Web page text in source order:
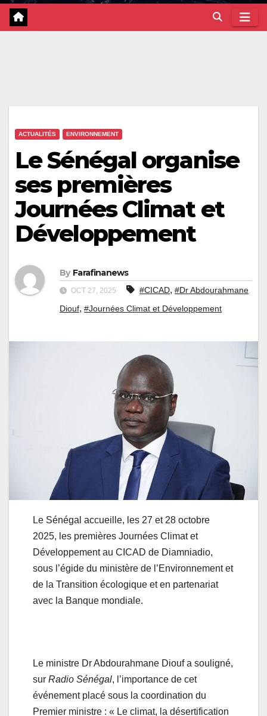
ACTUALITÉS ENVIRONNEMENT
Le Sénégal organise
ses premières
Journées Climat et
Développement
By Farafinanews
OCT 27, 2025 #CICAD, #Dr Abdourahmane
Diouf, #Journées Climat et Développement
Le Sénégal accueille, les 27 et 28 octobre
2025, les premières Journées Climat et
Développement au CICAD de Diamniadio,
sous l’égide du ministère de l’Environnement et
de la Transition écologique et en partenariat
avec la Banque mondiale.
Le ministre Dr Abdourahmane Diouf a souligné,
sur Radio Sénégal, l’importance de cet
événement placé sous la coordination du
Premier ministre : « Le climat, la désertification